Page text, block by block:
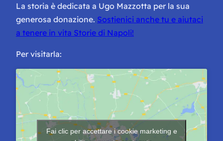
La storia è dedicata a Ugo Mazzotta per la sua
generosa donazione. Sostienici anche tu e aiutaci
a tenere in vita Storie di Napoli!
Per visitarla:
Fai clic per accettare i cookie marketing e